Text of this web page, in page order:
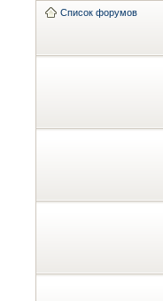
Список форумов